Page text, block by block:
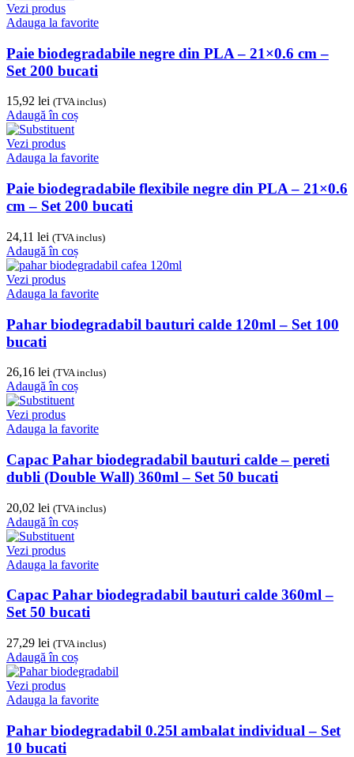
Vezi produs
Adauga la favorite
Paie biodegradabile negre din PLA – 21×0.6 cm –
Set 200 bucati
15,92 lei (TVA inclus)
Adaugă în coș
Vezi produs
Adauga la favorite
Paie biodegradabile flexibile negre din PLA – 21×0.6
cm – Set 200 bucati
24,11 lei (TVA inclus)
Adaugă în coș
Vezi produs
Adauga la favorite
Pahar biodegradabil bauturi calde 120ml – Set 100
bucati
26,16 lei (TVA inclus)
Adaugă în coș
Vezi produs
Adauga la favorite
Capac Pahar biodegradabil bauturi calde – pereti
dubli (Double Wall) 360ml – Set 50 bucati
20,02 lei (TVA inclus)
Adaugă în coș
Vezi produs
Adauga la favorite
Capac Pahar biodegradabil bauturi calde 360ml –
Set 50 bucati
27,29 lei (TVA inclus)
Adaugă în coș
Vezi produs
Adauga la favorite
Pahar biodegradabil 0.25l ambalat individual – Set
10 bucati